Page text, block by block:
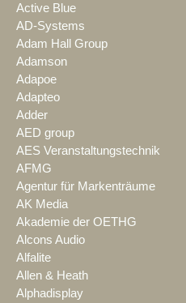
Active Blue
AD-Systems
Adam Hall Group
Adamson
Adapoe
Adapteo
Adder
AED group
AES Veranstaltungstechnik
AFMG
Agentur für Markenträume
AK Media
Akademie der OETHG
Alcons Audio
Alfalite
Allen & Heath
Alphadisplay